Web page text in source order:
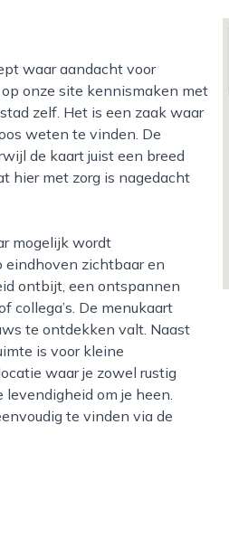
onze site kennismaken met
zelf. Het is een zaak waar
weten te vinden. De
de kaart juist een breed
hier met zorg is nagedacht
eindhoven zichtbaar en
ontbijt, een ontspannen
collega’s. De menukaart
te ontdekken valt. Naast
is voor kleine
waar je zowel rustig
om je heen.
te vinden via de